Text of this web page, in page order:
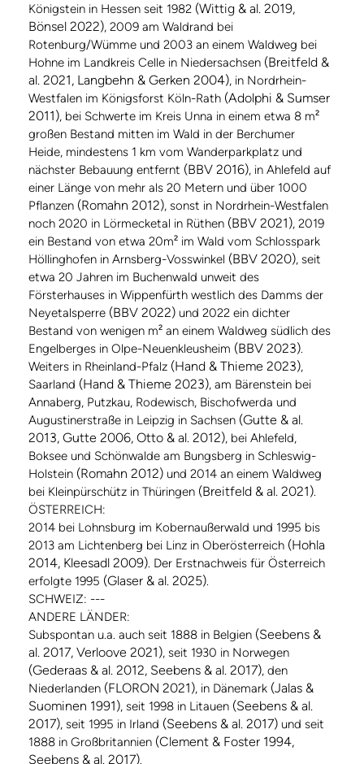
Königstein in Hessen seit 1982 (Wittig & al. 2019,
Bönsel 2022), 2009 am Waldrand bei
Rotenburg/Wümme und 2003 an einem Waldweg bei
Hohne im Landkreis Celle in Niedersachsen (Breitfeld &
al. 2021, Langbehn & Gerken 2004), in Nordrhein-
Westfalen im Königsforst Köln-Rath (Adolphi & Sumser
2011), bei Schwerte im Kreis Unna in einem etwa 8 m²
großen Bestand mitten im Wald in der Berchumer
Heide, mindestens 1 km vom Wanderparkplatz und
nächster Bebauung entfernt (BBV 2016), in Ahlefeld auf
einer Länge von mehr als 20 Metern und über 1000
Pflanzen (Romahn 2012), sonst in Nordrhein-Westfalen
noch 2020 in Lörmecketal in Rüthen (BBV 2021), 2019
ein Bestand von etwa 20m² im Wald vom Schlosspark
Höllinghofen in Arnsberg-Vosswinkel (BBV 2020), seit
etwa 20 Jahren im Buchenwald unweit des
Försterhauses in Wippenfürth westlich des Damms der
Neyetalsperre (BBV 2022) und 2022 ein dichter
Bestand von wenigen m² an einem Waldweg südlich des
Engelberges in Olpe-Neuenkleusheim (BBV 2023).
Weiters in Rheinland-Pfalz (Hand & Thieme 2023),
Saarland (Hand & Thieme 2023), am Bärenstein bei
Annaberg, Putzkau, Rodewisch, Bischofwerda und
Augustinerstraße in Leipzig in Sachsen (Gutte & al.
2013, Gutte 2006, Otto & al. 2012), bei Ahlefeld,
Boksee und Schönwalde am Bungsberg in Schleswig-
Holstein (Romahn 2012) und 2014 an einem Waldweg
bei Kleinpürschütz in Thüringen (Breitfeld & al. 2021).
ÖSTERREICH:
2014 bei Lohnsburg im Kobernaußerwald und 1995 bis
2013 am Lichtenberg bei Linz in Oberösterreich (Hohla
2014, Kleesadl 2009). Der Erstnachweis für Österreich
erfolgte 1995 (Glaser & al. 2025).
SCHWEIZ: ---
ANDERE LÄNDER:
Subspontan u.a. auch seit 1888 in Belgien (Seebens &
al. 2017, Verloove 2021), seit 1930 in Norwegen
(Gederaas & al. 2012, Seebens & al. 2017), den
Niederlanden (FLORON 2021), in Dänemark (Jalas &
Suominen 1991), seit 1998 in Litauen (Seebens & al.
2017), seit 1995 in Irland (Seebens & al. 2017) und seit
1888 in Großbritannien (Clement & Foster 1994,
Seebens & al. 2017).